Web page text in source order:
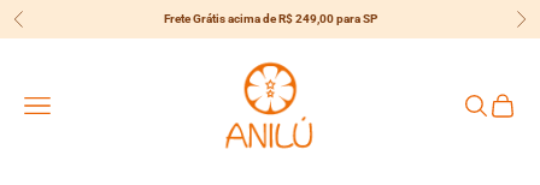
Pular para o conteúdo
Anterior Frete Grátis acima de R$ 249,00 para SP
Anilú
Menu
Pesquisar
{{currency}}{{discount}} Desconto
View Cart